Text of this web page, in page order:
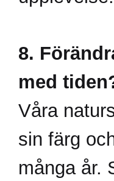
8.
med
Våra
sin färg
många år.